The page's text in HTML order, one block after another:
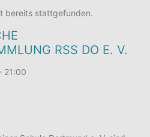
bereits stattgefunden.
M
RSS DO E. V.
21:00